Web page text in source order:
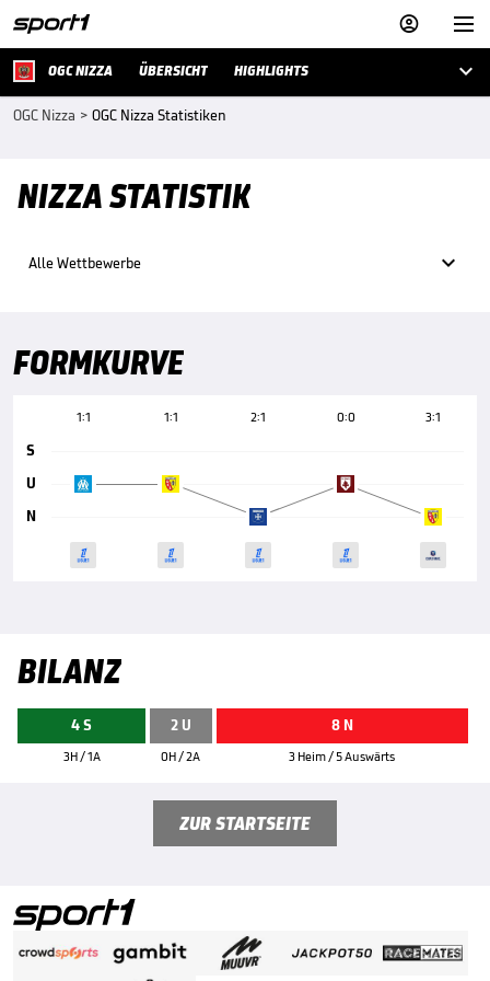


OGC NIZZA ÜBERSICHT HIGHLIGHTS 
OGC Nizza > OGC Nizza Statistiken
NIZZA STATISTIK
Alle Wettbewerbe 
FORMKURVE
1:1 1:1 2:1 0:0 3:1
S
U
N
BILANZ
4 S
3H / 1A
2 U
0H / 2A
8 N
3 Heim / 5 Auswärts
ZUR STARTSEITE